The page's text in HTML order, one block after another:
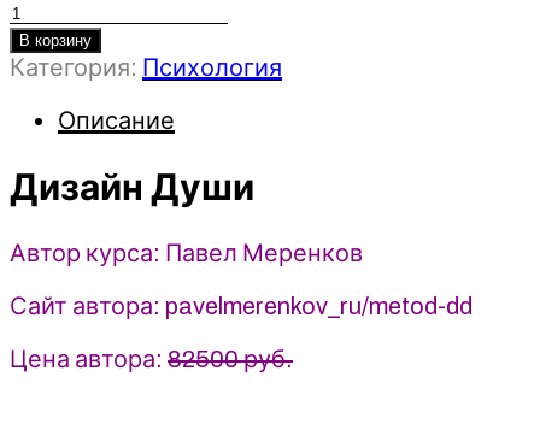
Количество
товара
Дизайн
Меренков
(2025)
В корзину
Категория: Психология
Описание
Дизайн Души
Автор курса: Павел Меренков
Сайт автора: pavelmerenkov_ru/metod-dd
Цена автора: 82500 руб.